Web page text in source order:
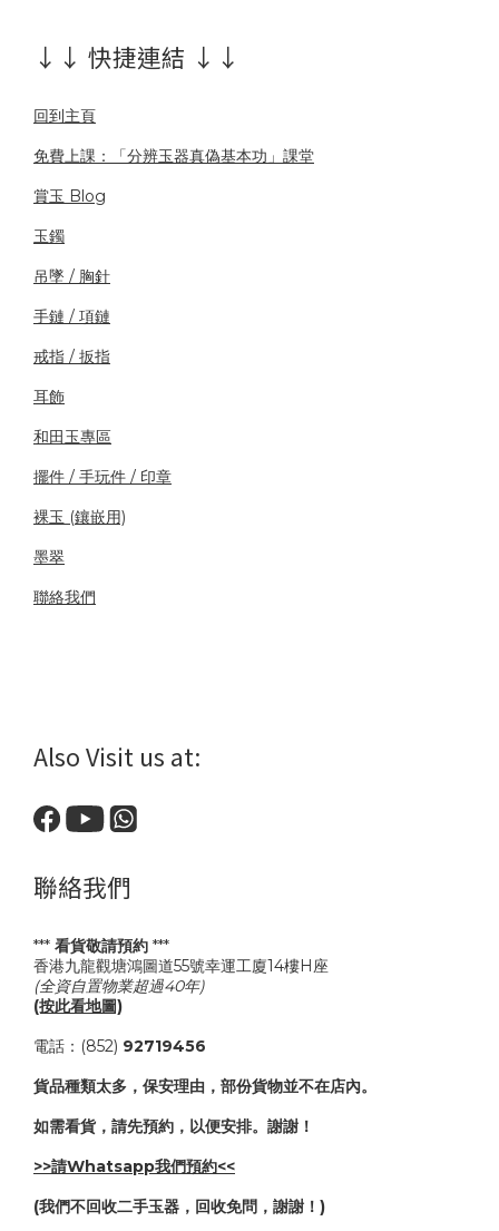
↓↓ 快捷連結 ↓↓
回到主頁
免費上課：「分辨玉器真偽基本功」課堂
賞玉 Blog
玉鐲
吊墜 / 胸針
手鏈 / 項鏈
戒指 / 扳指
耳飾
和田玉專區
擺件 / 手玩件 / 印章
裸玉 (鑲嵌用)
墨翠
聯絡我們
Also Visit us at:
聯絡我們
*** 看貨敬請預約 ***
香港九龍觀塘鴻圖道55號幸運工廈14樓H座
(全資自置物業超過40年)
(按此看地圖)
電話：(852) 92719456
貨品種類太多，保安理由，部份貨物並不在店內。
如需看貨，請先預約，以便安排。謝謝！
>>請Whatsapp我們預約<<
(我們不回收二手玉器，回收免問，謝謝！)